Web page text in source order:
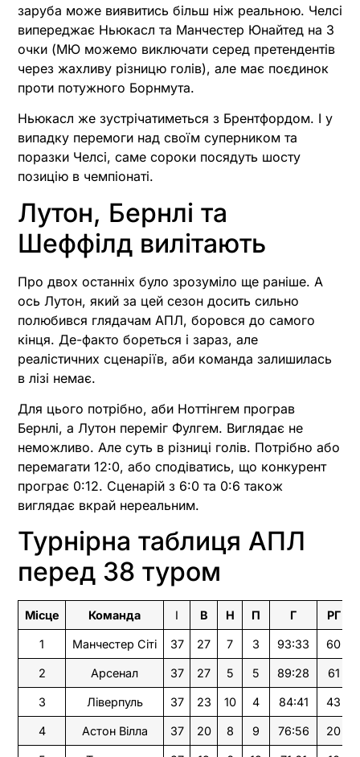
заруба може виявитись більш ніж реальною. Челсі
випереджає Ньюкасл та Манчестер Юнайтед на 3
очки (МЮ можемо виключати серед претендентів
через жахливу різницю голів), але має поєдинок
проти потужного Борнмута.
Ньюкасл же зустрічатиметься з Брентфордом. І у
випадку перемоги над своїм суперником та
поразки Челсі, саме сороки посядуть шосту
позицію в чемпіонаті.
Лутон, Бернлі та
Шеффілд вилітають
Про двох останніх було зрозуміло ще раніше. А
ось Лутон, який за цей сезон досить сильно
полюбився глядачам АПЛ, боровся до самого
кінця. Де-факто бореться і зараз, але
реалістичних сценаріїв, аби команда залишилась
в лізі немає.
Для цього потрібно, аби Ноттінгем програв
Бернлі, а Лутон переміг Фулгем. Виглядає не
неможливо. Але суть в різниці голів. Потрібно або
перемагати 12:0, або сподіватись, що конкурент
програє 0:12. Сценарій з 6:0 та 0:6 також
виглядає вкрай нереальним.
Турнірна таблиця АПЛ
перед 38 туром
Місце Команда І В Н П Г РГ
1 Манчестер Сіті 37 27 7 3 93:33 60
2 Арсенал 37 27 5 5 89:28 61
3 Ліверпуль 37 23 10 4 84:41 43
4 Астон Вілла 37 20 8 9 76:56 20